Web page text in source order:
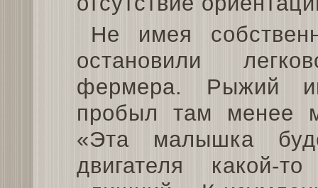
Не имея
остановили
фермера. Рыжий
пробыл там менее
«Эта малышка
двигателя какой-